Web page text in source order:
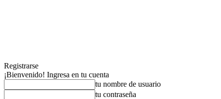
Registrarse
¡Bienvenido! Ingresa en tu cuenta
tu nombre de usuario
tu contraseña